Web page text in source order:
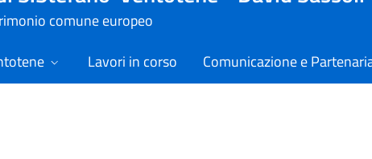
comune europeo
Lavori in corso Comunicazione e